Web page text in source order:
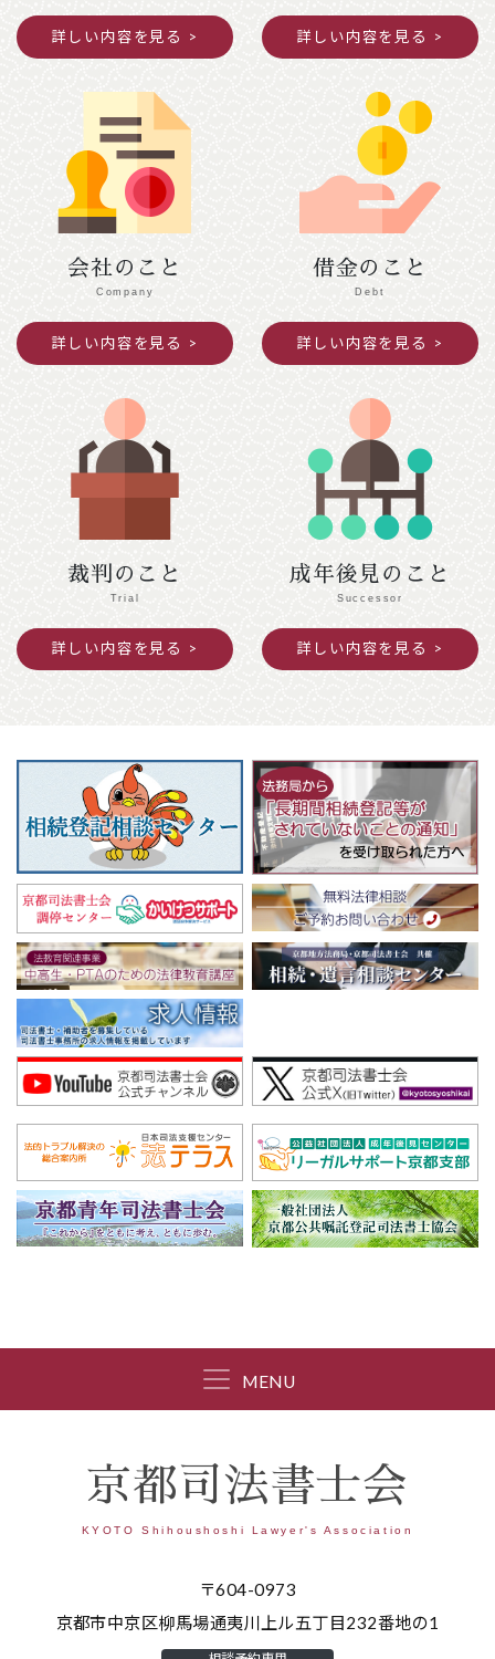
５会議室 → （変更後）本庁舎２階第２会議
室、西庁舎２階会議室
2025年12月04日
年末年始閉館のお知らせ
令和７年１２月２７日（土）～令和８年１月４
日（日）閉館します。
2025年11月25日
令和７年度京都司法書士会新人研修の御案内
391.5KB
2025年10月09日
民法（遺言関係）等の改正に関する中間試案
詳しい内容を見る 詳しい内容を見る
会社のこと
Company
詳しい内容を見る
借金のこと
Debt
詳しい内容を見る
裁判のこと
Trial
詳しい内容を見る
成年後見のこと
Successor
詳しい内容を見る
MENU
京都司法書士会
KYOTO Shihoushoshi Lawyer's Association
〒604-0973
京都市中京区柳馬場通夷川上ル五丁目232番地の1